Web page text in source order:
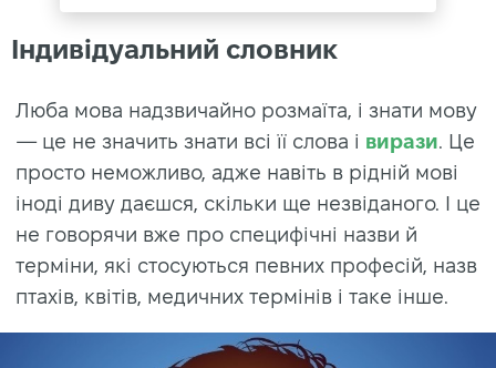
Індивідуальний словник
Люба мова надзвичайно розмаїта, і знати мову
— це не значить знати всі її слова і вирази. Це
просто неможливо, адже навіть в рідній мові
іноді диву даєшся, скільки ще незвіданого. І це
не говорячи вже про специфічні назви й
терміни, які стосуються певних професій, назв
птахів, квітів, медичних термінів і таке інше.